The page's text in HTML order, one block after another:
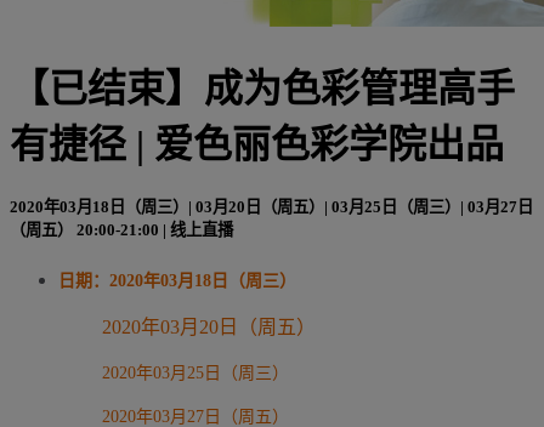
【已结束】成为色彩管理高手
有捷径 | 爱色丽色彩学院出品
2020年03月18日（周三）| 03月20日（周五）| 03月25日（周三）| 03月27日
（周五） 20:00-21:00 | 线上直播
日期： 2020年03月18日（周三）
2020年03月20日（周五）
2020年03月25日（周三）
2020年03月27日（周五）